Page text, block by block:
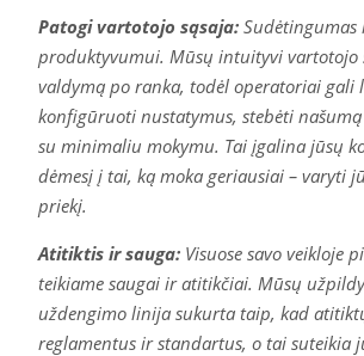
Patogi vartotojo sąsaja:Sudėtingumas
produktyvumui. Mūsų intuityvi vartotojo
valdymą po ranka, todėl operatoriai gali
konfigūruoti nustatymus, stebėti
su minimaliu mokymu. Tai įgalina jūsų
dėmesį į tai, ką moka geriausiai – varyti
priekį.
Atitiktis ir sauga:Visuose savo veikloje
teikiame saugai ir atitikčiai. Mūsų
uždengimo linija sukurta taip, kad
reglamentus ir standartus, o tai suteikia